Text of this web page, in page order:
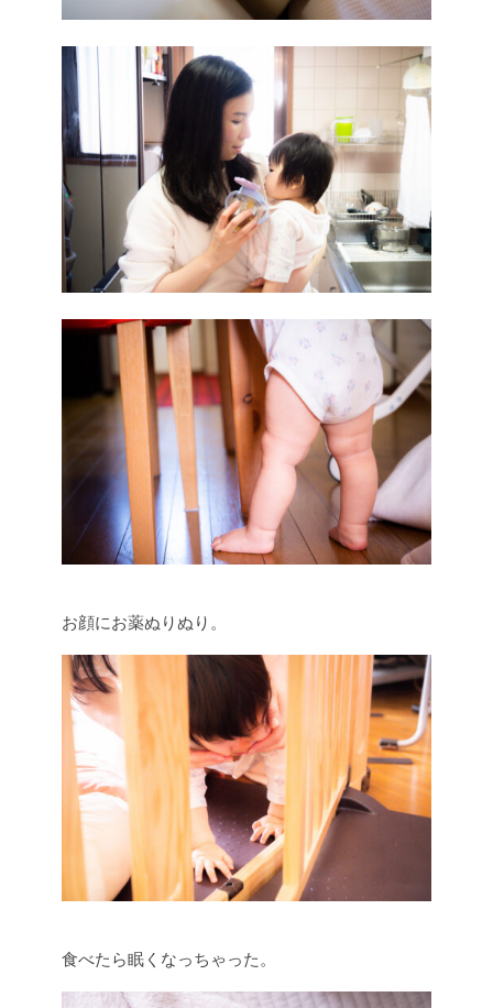
お顔にお薬ぬりぬり。
食べたら眠くなっちゃった。